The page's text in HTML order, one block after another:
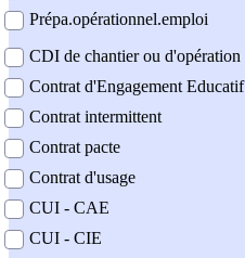
Prépa.opérationnel.emploi
CDI de chantier ou d'opération
Contrat d'Engagement Educatif
Contrat intermittent
Contrat pacte
Contrat d'usage
CUI - CAE
CUI - CIE